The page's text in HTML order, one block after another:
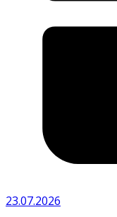
23.07.2026